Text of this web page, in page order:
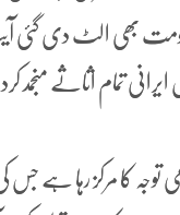
رضا شاہ کی حکومت
اثاثے منجمد
توجہ کا مرکز رہا ہے جس